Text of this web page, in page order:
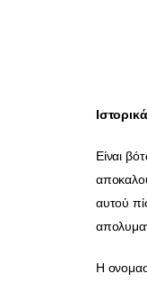
Είναι
αυτού
Η